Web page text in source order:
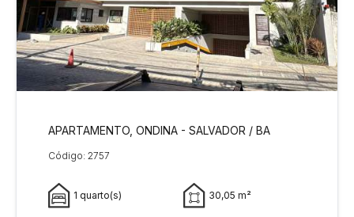
APARTAMENTO, ONDINA - SALVADOR / BA
Código: 2757
1 quarto(s) 30,05 m²